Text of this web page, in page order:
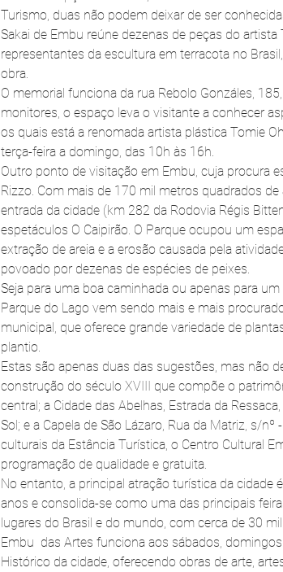
Turismo, duas não podem deixar de ser
Sakai de Embu reúne dezenas de peças do
representantes da escultura em terracota no
obra.
O memorial funciona da rua Rebolo Gonzáles,
monitores, o espaço leva o visitante a conhecer
os quais está a renomada artista plástica Tomie
terça-feira a domingo, das 10h às 16h.
Outro ponto de visitação em Embu, cuja procura
Rizzo. Com mais de 170 mil metros quadrados
entrada da cidade (km 282 da Rodovia Régis
espetáculos O Caipirão. O Parque ocupou um
extração de areia e a erosão causada pela
povoado por dezenas de espécies de peixes.
Seja para uma boa caminhada ou apenas para
Parque do Lago vem sendo mais e mais
municipal, que oferece grande variedade de
plantio.
Estas são apenas duas das sugestões, mas não
construção do século XVIII que compõe o
central; a Cidade das Abelhas, Estrada da
Sol; e a Capela de São Lázaro, Rua da Matriz, s/
culturais da Estância Turística, o Centro Cultural
programação de qualidade e gratuita.
No entanto, a principal atração turística da cidade
anos e consolida-se como uma das principais
lugares do Brasil e do mundo, com cerca de 30
Embu  das Artes funciona aos sábados,
Histórico da cidade, oferecendo obras de arte,